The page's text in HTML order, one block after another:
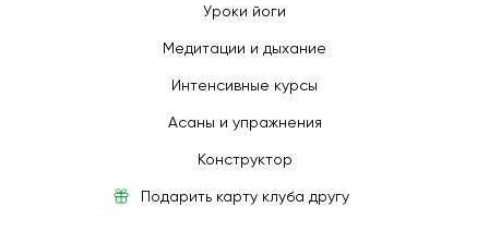
Уроки йоги
Медитации и дыхание
Интенсивные курсы
Асаны и упражнения
Конструктор
Подарить карту клуба другу